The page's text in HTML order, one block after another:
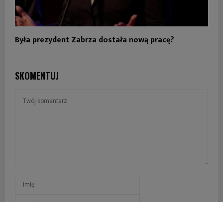
Była prezydent Zabrza dostała nową pracę?
SKOMENTUJ